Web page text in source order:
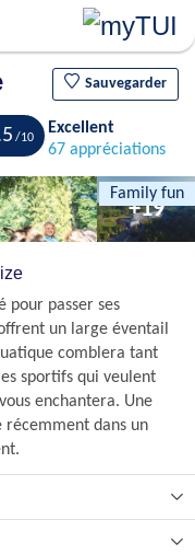
Sauvegarder
Houffalize
Family fun
Excellent
67 appréciations
+19
pour passer ses
un large éventail
comblera tant
sportifs qui veulent
enchantera. Une
dans un